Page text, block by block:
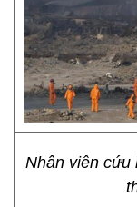
Nhân viên cứu